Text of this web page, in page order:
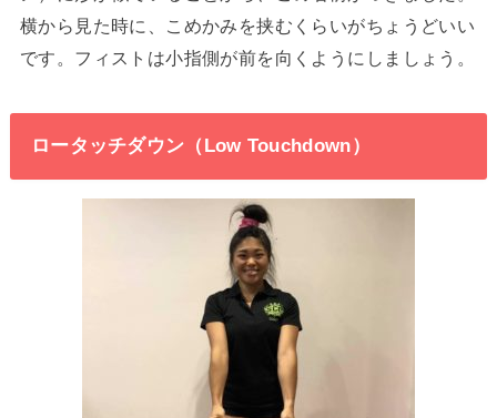
横から見た時に、こめかみを挟むくらいがちょうどいい
です。フィストは小指側が前を向くようにしましょう。
ロータッチダウン（Low Touchdown）